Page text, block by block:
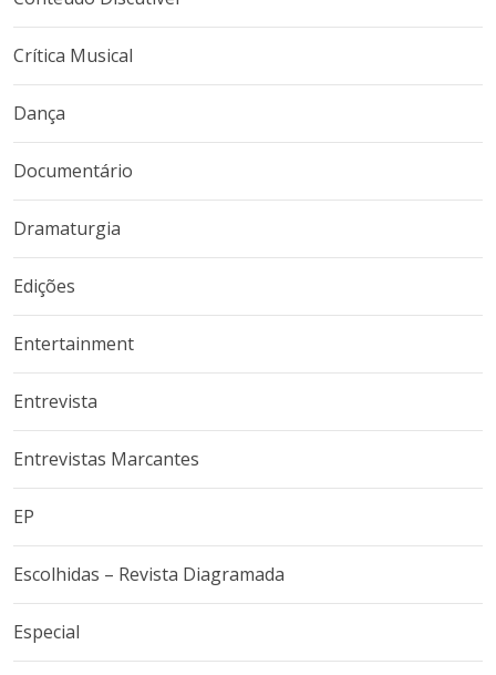
Crítica Musical
Dança
Documentário
Dramaturgia
Edições
Entertainment
Entrevista
Entrevistas Marcantes
EP
Escolhidas – Revista Diagramada
Especial